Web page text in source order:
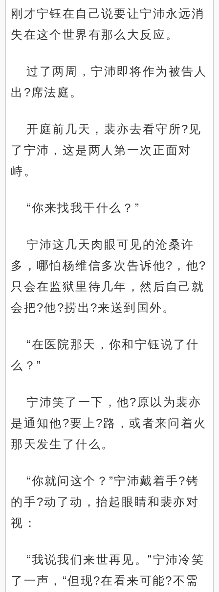
刚才宁钰在自己说要让宁沛永远消
失在这个世界有那么大反应。
过了两周，宁沛即将作为被告人
出?席法庭。
开庭前几天，裴亦去看守所?见
了宁沛，这是两人第一次正面对
峙。
“你来找我干什么？”
宁沛这几天肉眼可见的沧桑许
多，哪怕杨维信多次告诉他?，他?
只会在监狱里待几年，然后自己就
会把?他?捞出?来送到国外。
“在医院那天，你和宁钰说了什
么？”
宁沛笑了一下，他?原以为裴亦
是通知他?要上?路，或者来问着火
那天发生了什么。
“你就问这个？”宁沛戴着手?铐
的手?动了动，抬起眼睛和裴亦对
视：
“我说我们来世再见。”宁沛冷笑
了一声，“但现?在看来可能?不需